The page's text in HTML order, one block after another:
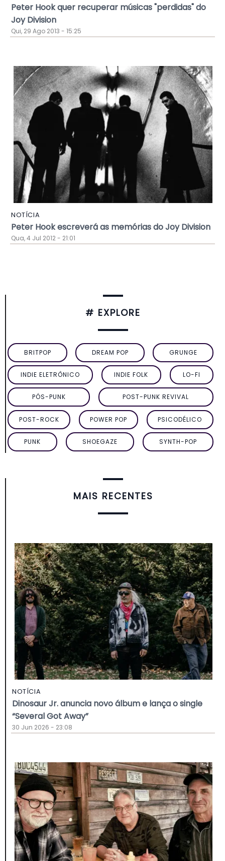
Peter Hook quer recuperar músicas "perdidas" do
Joy Division
Qui, 29 Ago 2013 - 15:25
NOTÍCIA
Peter Hook escreverá as memórias do Joy Division
Qua, 4 Jul 2012 - 21:01
# EXPLORE
BRITPOP DREAM POP GRUNGE
INDIE ELETRÔNICO INDIE FOLK LO-FI
PÓS-PUNK POST-PUNK REVIVAL
POST-ROCK POWER POP PSICODÉLICO
PUNK SHOEGAZE SYNTH-POP
MAIS RECENTES
NOTÍCIA
Dinosaur Jr. anuncia novo álbum e lança o single
“Several Got Away”
30 Jun 2026 - 23:08